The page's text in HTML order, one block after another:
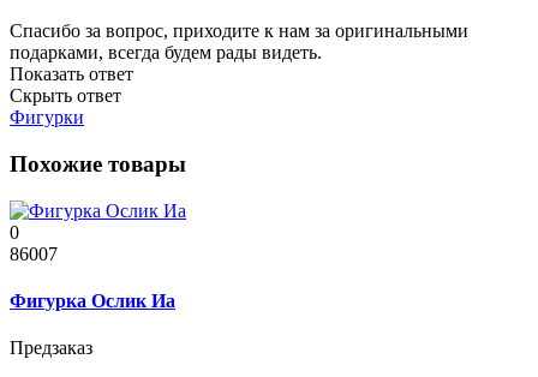
Спасибо за вопрос, приходите к нам за оригинальными
подарками, всегда будем рады видеть.
Показать ответ
Скрыть ответ
Фигурки
Похожие товары
0
86007
Фигурка Ослик Иа
Предзаказ